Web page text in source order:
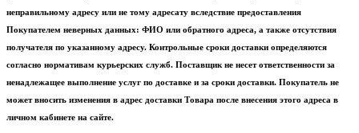
неправильному адресу или не тому адресату вследствие предоставления
Покупателем неверных данных: ФИО или обратного адреса, а также отсутствия
получателя по указанному адресу. Контрольные сроки доставки определяются
согласно нормативам курьерских служб. Поставщик не несет ответственности за
ненадлежащее выполнение услуг по доставке и за сроки доставки. Покупатель не
может вносить изменения в адрес доставки Товара после внесения этого адреса в
личном кабинете на сайте.